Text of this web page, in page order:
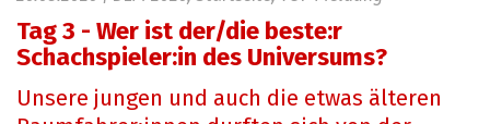
Tag 3 - Wer ist der/die beste:r
Schachspieler:in des Universums?
Unsere jungen und auch die etwas älteren